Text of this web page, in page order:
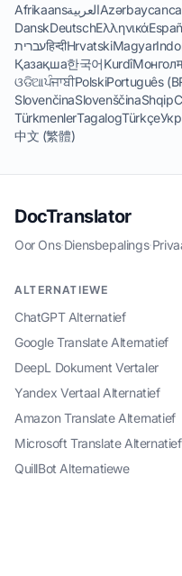
AfrikaansالعربيةAzərbaycanca
DanskDeutschΕλληνικά
עבריתहिन्दीHrvatskiMagyar
Қазақша한국어KurdîМонгол
ଓଡିଆਪੰਜਾਬੀPolskiPortuguês
SlovenčinaSlovenščinaShqip
TürkmenlerTagalogTürkçe
中文 (繁體)
DocTranslator
Oor Ons·Diensbepalings·
ALTERNATIEWE
ChatGPT Alternatief
Google Translate Alternatief
DeepL Dokument Vertaler
Yandex Vertaal Alternatief
Amazon Translate Alternatief
Microsoft Translate Alternatief
QuillBot Alternatiewe